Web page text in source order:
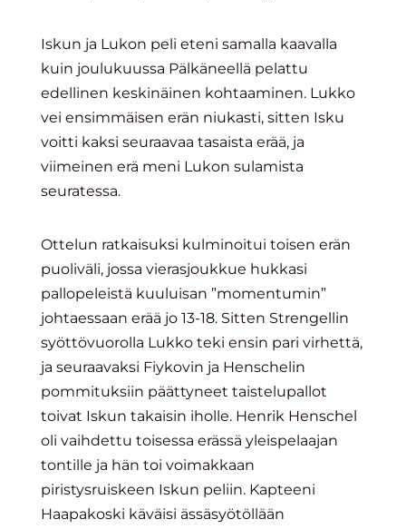
Iskun ja Lukon peli eteni samalla kaavalla
kuin joulukuussa Pälkäneellä pelattu
edellinen keskinäinen kohtaaminen. Lukko
vei ensimmäisen erän niukasti, sitten Isku
voitti kaksi seuraavaa tasaista erää, ja
viimeinen erä meni Lukon sulamista
seuratessa.
Ottelun ratkaisuksi kulminoitui toisen erän
puoliväli, jossa vierasjoukkue hukkasi
pallopeleistä kuuluisan ”momentumin”
johtaessaan erää jo 13-18. Sitten Strengellin
syöttövuorolla Lukko teki ensin pari virhettä,
ja seuraavaksi Fiykovin ja Henschelin
pommituksiin päättyneet taistelupallot
toivat Iskun takaisin iholle. Henrik Henschel
oli vaihdettu toisessa erässä yleispelaajan
tontille ja hän toi voimakkaan
piristysruiskeen Iskun peliin. Kapteeni
Haapakoski käväisi ässäsyötöllään